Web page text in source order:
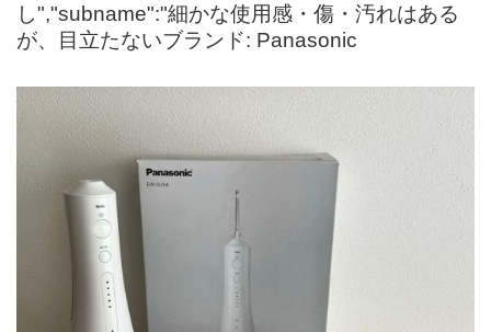
し","subname":"細かな使用感・傷・汚れはある
が、目立たないブランド: Panasonic